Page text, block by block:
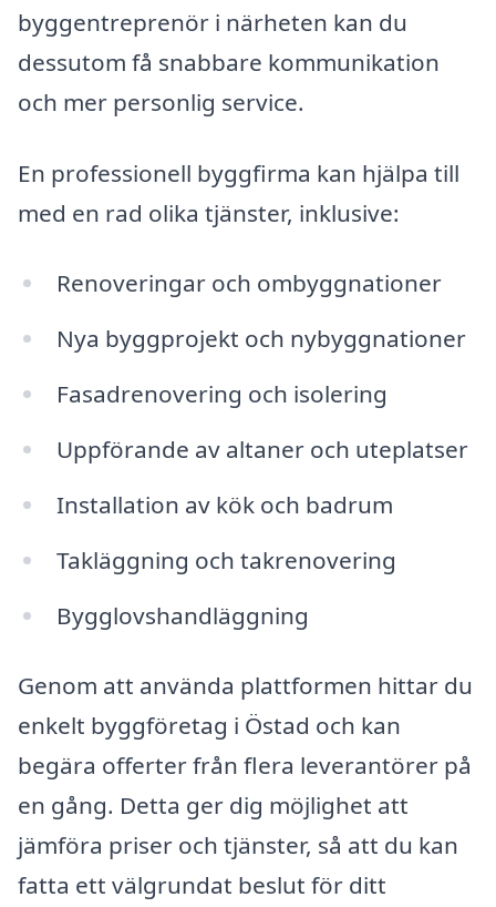
byggentreprenör i närheten kan du
dessutom få snabbare kommunikation
och mer personlig service.
En professionell byggfirma kan hjälpa till
med en rad olika tjänster, inklusive:
Renoveringar och ombyggnationer
Nya byggprojekt och nybyggnationer
Fasadrenovering och isolering
Uppförande av altaner och uteplatser
Installation av kök och badrum
Takläggning och takrenovering
Bygglovshandläggning
Genom att använda plattformen hittar du
enkelt byggföretag i Östad och kan
begära offerter från flera leverantörer på
en gång. Detta ger dig möjlighet att
jämföra priser och tjänster, så att du kan
fatta ett välgrundat beslut för ditt